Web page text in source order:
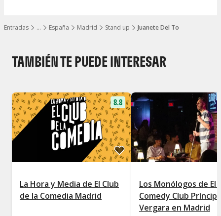
…
Mostrar todos los niveles
Entradas España Madrid Stand up Juanete Del To
TAMBIÉN TE PUEDE INTERESAR
8.8
La Hora y Media de El Club
de la Comedia Madrid
Los Monólogos de El
Comedy Club
Vergara en Madrid